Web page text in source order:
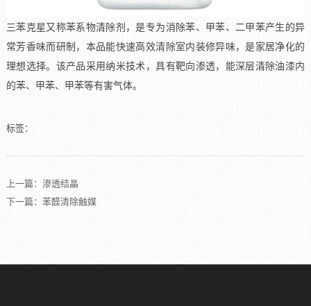
三苯克星又称苯系物清除剂，是专为消除苯、甲苯、二甲苯产生的异
常芳香味而研制，本品能快速高效清除室内装修异味，是家居净化的
理想选择。该产品采用纳米技术，具有靶向渗透，能深层清除油漆内
的苯、甲苯、甲苯等有害气体。
标签：
上一篇：渗透结晶
下一篇：苯醛清除触媒